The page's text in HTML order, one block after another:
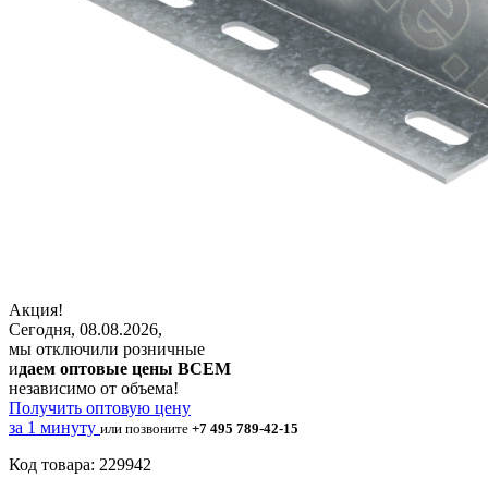
Акция!
Сегодня, 08.08.2026,
мы отключили розничные
идаем оптовые цены ВСЕМ
независимо от объема!
Получить оптовую цену
за 1 минуту или позвоните +7 495 789-42-15
Код товара: 229942